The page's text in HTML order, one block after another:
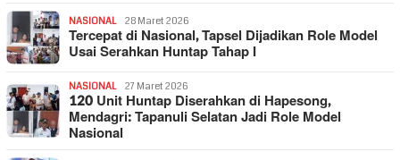
NASIONAL 28 Maret 2026
Tercepat di Nasional, Tapsel Dijadikan Role Model
Usai Serahkan Huntap Tahap I
NASIONAL 27 Maret 2026
120 Unit Huntap Diserahkan di Hapesong,
Mendagri: Tapanuli Selatan Jadi Role Model
Nasional